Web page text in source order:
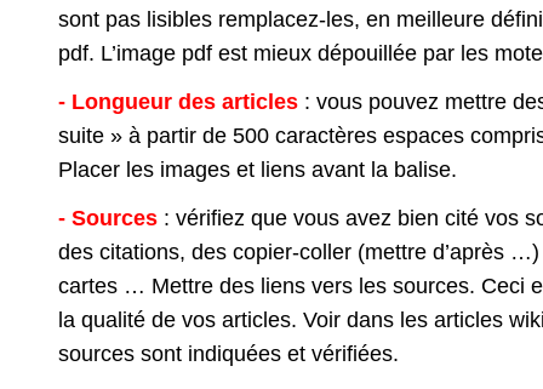
sont pas lisibles remplacez-les, en meilleure
pdf. L’image pdf est mieux dépouillée par les
- Longueur des articles : vous pouvez mettre
suite » à partir de 500 caractères espaces
Placer les images et liens avant la balise.
- Sources : vérifiez que vous avez bien cité vos
des citations, des copier-coller (mettre d’après
cartes … Mettre des liens vers les sources. Ceci
la qualité de vos articles. Voir dans les articles
sources sont indiquées et vérifiées.